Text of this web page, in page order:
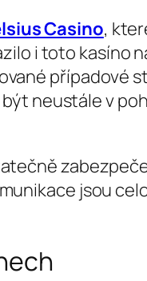
Casino,
i toto
případové
neustále v
jsou